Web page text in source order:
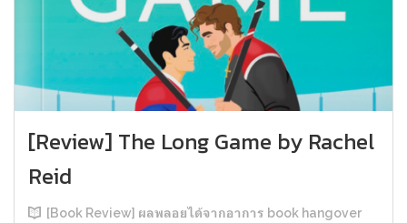
[Review] The Long Game by Rachel
Reid
[Book Review] ผลพลอยได้จากอาการ book hangover